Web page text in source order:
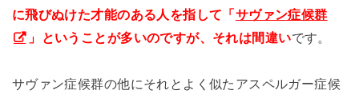
に飛びぬけた才能のある人を指して「 サヴァン症候群
」ということが多いのですが、それは間違いです。
サヴァン症候群の他にそれとよく似たアスペルガー症候